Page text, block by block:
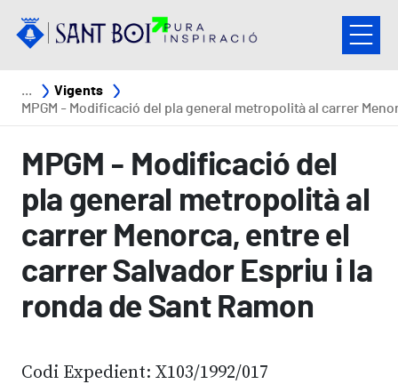
Fil d'ariadna
Vigents
MPGM - Modificació del pla general metropolità al carrer Menorca, entre el carrer Salvador Espriu i la ronda de Sant
MPGM - Modificació del
pla general metropolità al
carrer Menorca, entre el
carrer Salvador Espriu i la
ronda de Sant Ramon
Codi Expedient: X103/1992/017